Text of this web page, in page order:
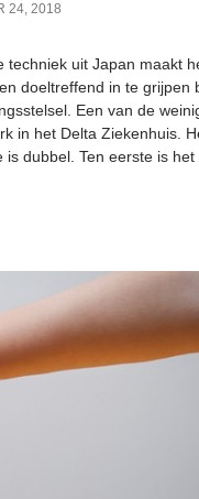
24, 2018
techniek uit Japan maakt
doeltreffend in te grijpen
Een van de
in het Delta Ziekenhuis.
is dubbel. Ten eerste is